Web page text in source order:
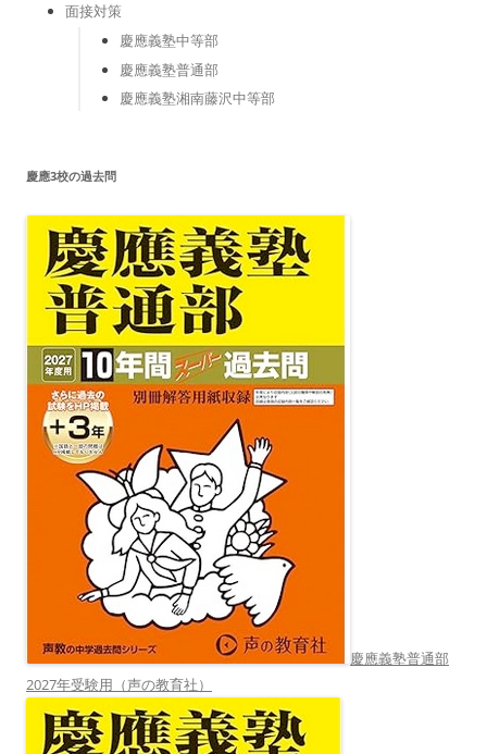
面接対策
慶應義塾中等部
慶應義塾普通部
慶應義塾湘南藤沢中等部
慶應3校の過去問
慶應義塾普通部
2027年受験用（声の教育社）